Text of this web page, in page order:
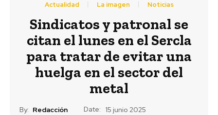
LEER MÁS
Portada
Actualidad
EEUU vuelve a atacar
al Gobierno español
por la crisis de Ceuta
Actualidad La imagen Noticias
Sindicatos y patronal se
citan el lunes en el Sercla
para tratar de evitar una
huelga en el sector del
metal
By: Redacción Date: 15 junio 2025